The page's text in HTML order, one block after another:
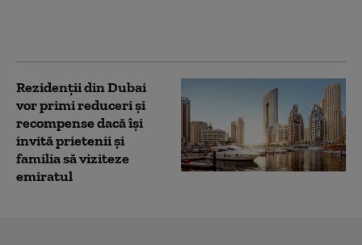
Rezidenţii din Dubai
vor primi reduceri și
recompense dacă își
invită prietenii şi
familia să viziteze
emiratul